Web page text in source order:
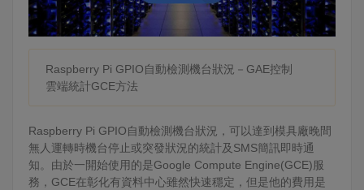
Raspberry Pi GPIO自動檢測機台狀況－GAE控制
雲端統計GCE方法
Raspberry Pi GPIO自動檢測機台狀況，可以達到模具廠晚間
無人運轉時機台停止或突發狀況的統計及SMS簡訊即時通
知。由於一開始使用的是Google Compute Engine(GCE)服
務，GCE在彰化有資料中心雖然快速穩定，但是他的費用是